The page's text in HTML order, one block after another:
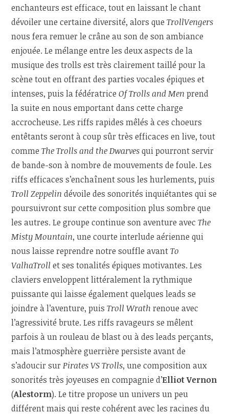
enchanteurs est efficace, tout en laissant le chant
dévoiler une certaine diversité, alors queTrollVengers
nous fera remuer le crâne au son de son ambiance
enjouée. Le mélange entre les deux aspects de la
musique des trolls est très clairement taillé pour la
scène tout en offrant des parties vocales épiques et
intenses, puis la fédératriceOf Trolls and Men prend
la suite en nous emportant dans cette charge
accrocheuse. Les riffs rapides mêlés à ces choeurs
entêtants seront à coup sûr très efficaces en live, tout
commeThe Trolls and the Dwarvesqui pourront servir
de bande-son à nombre de mouvements de foule. Les
riffs efficaces s’enchaînent sous les hurlements, puis
Troll Zeppelin dévoile des sonorités inquiétantes qui se
poursuivront sur cette composition plus sombre que
les autres. Le groupe continue son aventure avecThe
Misty Mountain, une courte interlude aérienne qui
nous laisse reprendre notre souffle avantTo
ValhaTroll et ses tonalités épiques motivantes. Les
claviers enveloppent littéralement la rythmique
puissante qui laisse également quelques leads se
joindre à l’aventure, puisTroll Wrath renoue avec
l’agressivité brute. Les riffs ravageurs se mêlent
parfois à un rouleau de blast ou à des leads perçants,
mais l’atmosphère guerrière persiste avant de
s’adoucir surPirates VS Trolls, une composition aux
sonorités très joyeuses en compagnie d’Elliot Vernon
(Alestorm). Le titre propose un univers un peu
différent mais qui reste cohérent avec les racines du